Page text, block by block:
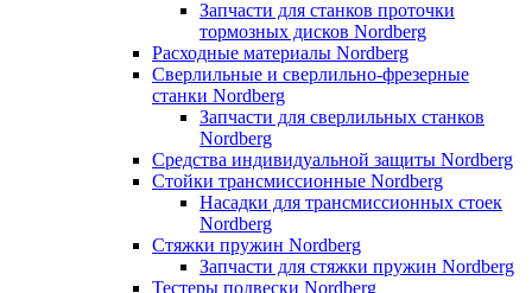
Запчасти для станков проточки
тормозных дисков Nordberg
Расходные материалы Nordberg
Сверлильные и сверлильно-фрезерные
станки Nordberg
Запчасти для сверлильных станков
Nordberg
Средства индивидуальной защиты Nordberg
Стойки трансмиссионные Nordberg
Насадки для трансмиссионных стоек
Nordberg
Стяжки пружин Nordberg
Запчасти для стяжки пружин Nordberg
Тестеры подвески Nordberg